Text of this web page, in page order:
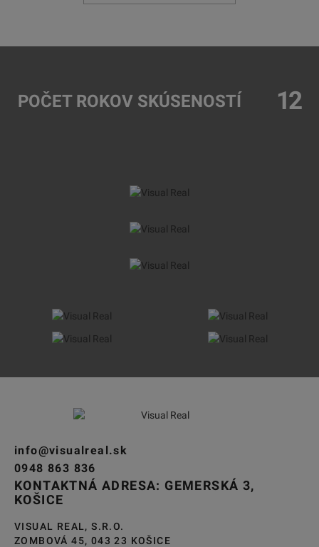
POČET ROKOV SKÚSENOSTÍ 12
info@visualreal.sk
0948 863 836
KONTAKTNÁ ADRESA: GEMERSKÁ 3,
KOŠICE
VISUAL REAL, S.R.O.
ZOMBOVÁ 45, 043 23 KOŠICE